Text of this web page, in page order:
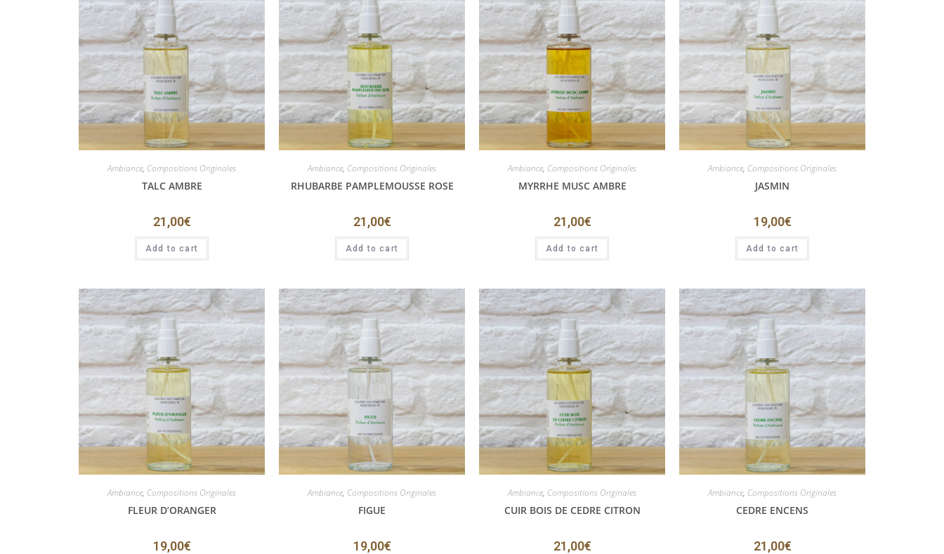
Ambiance, Compositions Originales
TALC AMBRE
21,00€
Add to cart
Ambiance, Compositions Originales
RHUBARBE PAMPLEMOUSSE ROSE
21,00€
Add to cart
Ambiance, Compositions Originales
MYRRHE MUSC AMBRE
21,00€
Add to cart
Ambiance, Compositions Originales
JASMIN
19,00€
Add to cart
Ambiance, Compositions Originales
FLEUR D’ORANGER
19,00€
Ambiance, Compositions Originales
FIGUE
19,00€
Ambiance, Compositions Originales
CUIR BOIS DE CEDRE CITRON
21,00€
Ambiance, Compositions Originales
CEDRE ENCENS
21,00€